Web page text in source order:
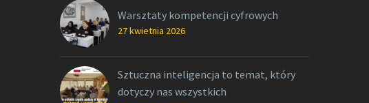
Warsztaty kompetencji cyfrowych
27 kwietnia 2026
Sztuczna inteligencja to temat, który
dotyczy nas wszystkich